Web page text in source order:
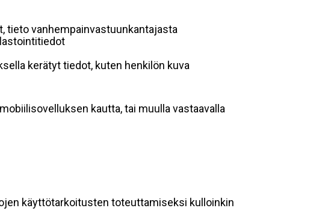
tieto vanhempainvastuunkantajasta
kerätyt tiedot, kuten henkilön kuva
kautta, tai muulla vastaavalla
käyttötarkoitusten toteuttamiseksi kulloinkin